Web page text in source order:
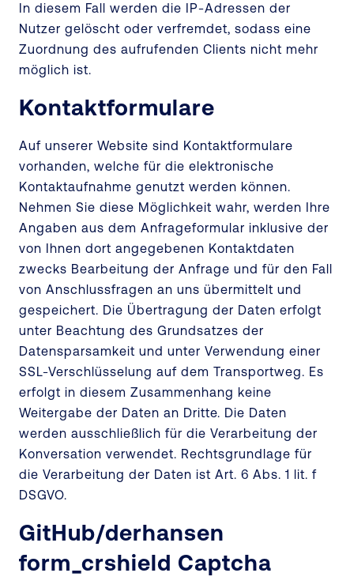
In diesem Fall werden die IP-Adressen der
Nutzer gelöscht oder verfremdet, sodass eine
Zuordnung des aufrufenden Clients nicht mehr
möglich ist.
Kontaktformulare
Auf unserer Website sind Kontaktformulare
vorhanden, welche für die elektronische
Kontaktaufnahme genutzt werden können.
Nehmen Sie diese Möglichkeit wahr, werden Ihre
Angaben aus dem Anfrageformular inklusive der
von Ihnen dort angegebenen Kontaktdaten
zwecks Bearbeitung der Anfrage und für den Fall
von Anschlussfragen an uns übermittelt und
gespeichert. Die Übertragung der Daten erfolgt
unter Beachtung des Grundsatzes der
Datensparsamkeit und unter Verwendung einer
SSL-Verschlüsselung auf dem Transportweg. Es
erfolgt in diesem Zusammenhang keine
Weitergabe der Daten an Dritte. Die Daten
werden ausschließlich für die Verarbeitung der
Konversation verwendet. Rechtsgrundlage für
die Verarbeitung der Daten ist Art. 6 Abs. 1 lit. f
DSGVO.
GitHub/derhansen
form_crshield Captcha